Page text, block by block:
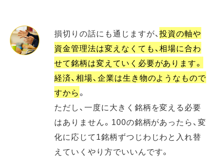
損切りの話にも通じますが、投資の軸や
資金管理法は変えなくても、相場に合わ
せて銘柄は変えていく必要があります。
経済、相場、企業は生き物のようなもので
すから。
ただし、一度に大きく銘柄を変える必要
はありません。100の銘柄があったら、変
化に応じて1銘柄ずつじわじわと入れ替
えていくやり方でいいんです。